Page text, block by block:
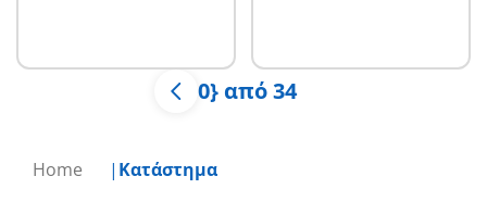
Home Κατάστημα
0} από 34